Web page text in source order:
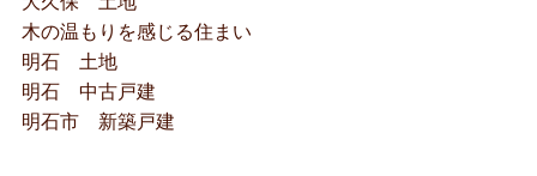
木の温もりを感じる住まい
明石 土地
明石 中古戸建
明石市 新築戸建